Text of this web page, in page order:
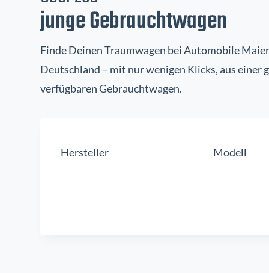
junge Gebrauchtwagen
Finde Deinen Traumwagen bei Automobile
Deutschland – mit nur wenigen Klicks, aus einer
verfügbaren Gebrauchtwagen.
Hersteller Modell